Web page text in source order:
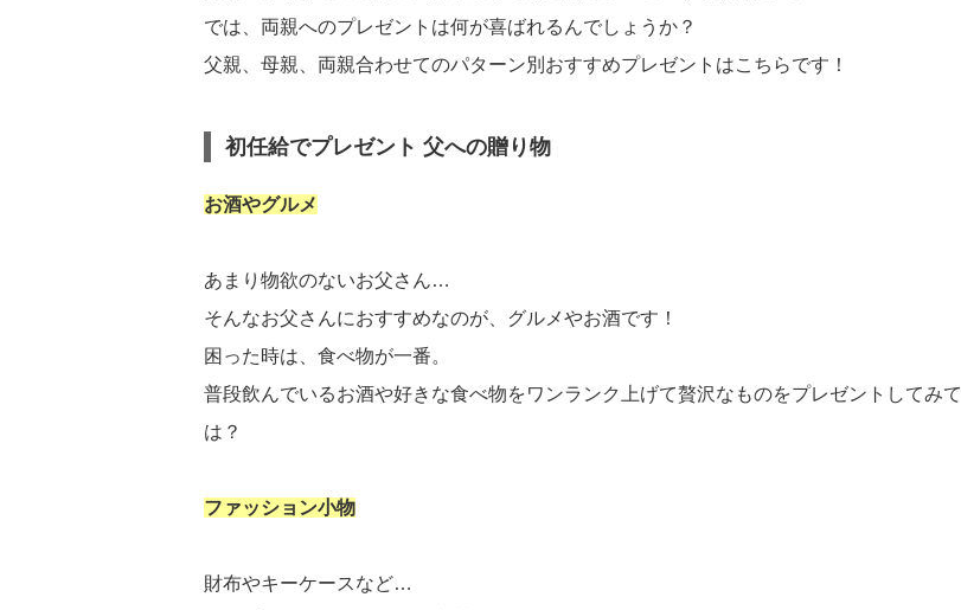
では、両親へのプレゼントは何が喜ばれるんでしょうか？
父親、母親、両親合わせてのパターン別おすすめプレゼントはこちらです！
初任給でプレゼント 父への贈り物
お酒やグルメ
あまり物欲のないお父さん…
そんなお父さんにおすすめなのが、グルメやお酒です！
困った時は、食べ物が一番。
普段飲んでいるお酒や好きな食べ物をワンランク上げて贅沢なものをプレゼントしてみて
は？
ファッション小物
財布やキーケースなど…